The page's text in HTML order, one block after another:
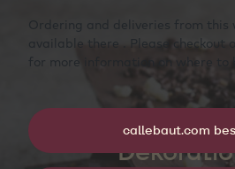
Ordering and deliveries from this
available there . Please checkout
for more information on where to
callebaut.com